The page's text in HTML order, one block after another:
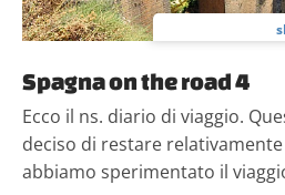
Spagna on the road 4
Ecco il ns. diario di viaggio.
deciso di restare
abbiamo sperimentato il